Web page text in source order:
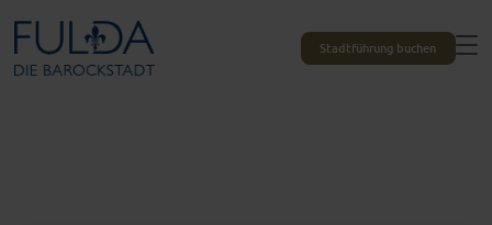
Stadtführung buchen